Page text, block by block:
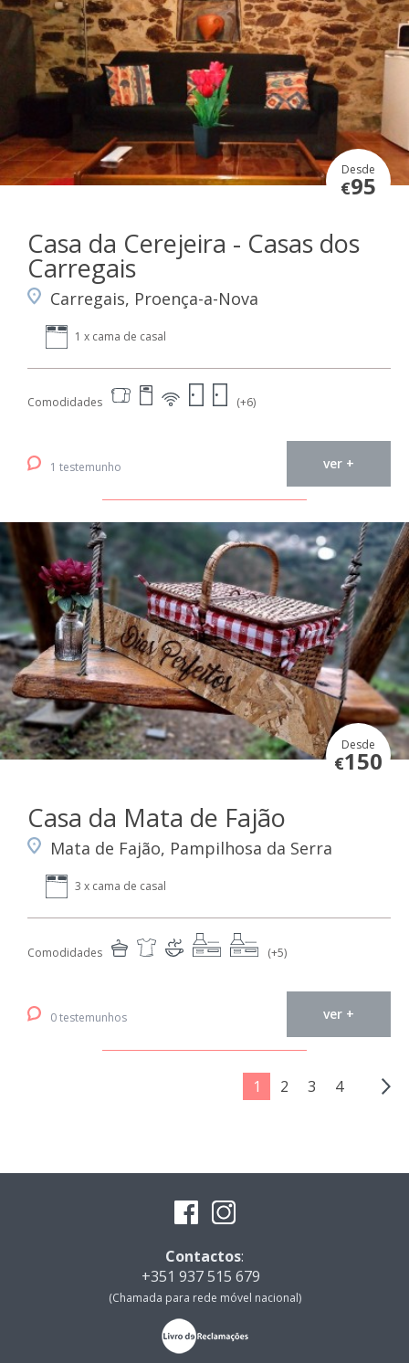
Desde
€95
Casa da Cerejeira - Casas dos
Carregais
Carregais, Proença-a-Nova
1 x cama de casal
Comodidades (+6)
1 testemunho ver +
Desde
€150
Casa da Mata de Fajão
Mata de Fajão, Pampilhosa da Serra
3 x cama de casal
Comodidades (+5)
0 testemunhos ver +
1 2 3 4
Contactos:
+351 937 515 679
(Chamada para rede móvel nacional)